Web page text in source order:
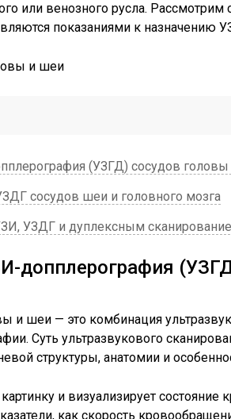
или венозного русла. Рассмотрим
показаниями к назначению
(УЗГД) сосудов
сосудов шеи и головного мозга
УЗДГ и дуплексным
допплерография
и шеи — это комбинация
Суть ультразвукового
структуры, анатомии и
и визуализирует состояние
как скорость